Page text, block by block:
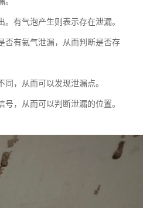
有气泡产生则表示存在泄漏。
否有氦气泄漏，从而判断是否存
，从而可以发现泄漏点。
，从而可以判断泄漏的位置。